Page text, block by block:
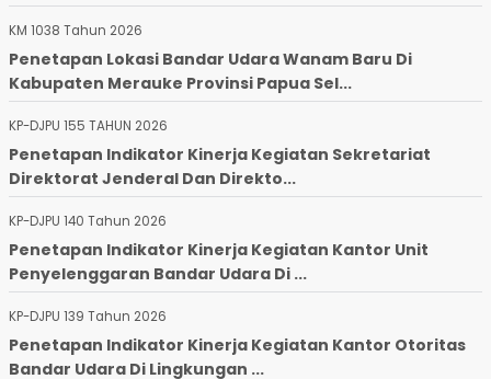
KM 1038 Tahun 2026
Penetapan Lokasi Bandar Udara Wanam Baru Di
Kabupaten Merauke Provinsi Papua Sel...
KP-DJPU 155 TAHUN 2026
Penetapan Indikator Kinerja Kegiatan Sekretariat
Direktorat Jenderal Dan Direkto...
KP-DJPU 140 Tahun 2026
Penetapan Indikator Kinerja Kegiatan Kantor Unit
Penyelenggaran Bandar Udara Di ...
KP-DJPU 139 Tahun 2026
Penetapan Indikator Kinerja Kegiatan Kantor Otoritas
Bandar Udara Di Lingkungan ...